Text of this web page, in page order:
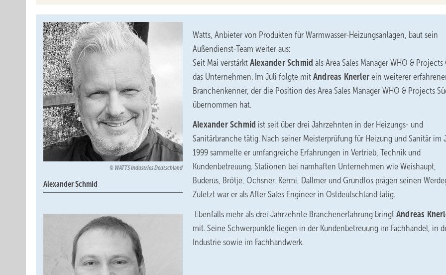
WATTS Industries Deutschland
Alexander Schmid
Watts, Anbieter von Produkten für Warmwasser-Heizungsanlagen, baut sein
Außendienst-Team weiter aus:
Seit Mai verstärkt Alexander Schmid als Area Sales Manager WHO & Projects
das Unternehmen. Im Juli folgte mit Andreas Knerler ein weiterer
Branchenkenner, der die Position des Area Sales Manager WHO & Projects
übernommen hat.
Alexander Schmid ist seit über drei Jahrzehnten in der Heizungs- und
Sanitärbranche tätig. Nach seiner Meisterprüfung für Heizung und Sanitär im
1999 sammelte er umfangreiche Erfahrungen in Vertrieb, Technik und
Kundenbetreuung. Stationen bei namhaften Unternehmen wie Weishaupt,
Buderus, Brötje, Ochsner, Kermi, Dallmer und Grundfos prägen seinen
Zuletzt war er als After Sales Engineer in Ostdeutschland tätig.
Ebenfalls mehr als drei Jahrzehnte Branchenerfahrung bringt Andreas
mit. Seine Schwerpunkte liegen in der Kundenbetreuung im Fachhandel, in
Industrie sowie im Fachhandwerk.